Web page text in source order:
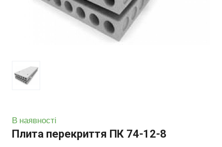
В наявності
Плита перекриття ПК 74-12-8